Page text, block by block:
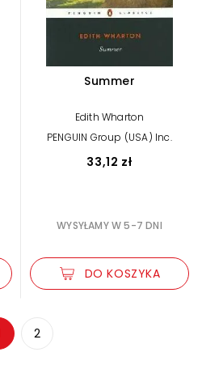
Summer
Edith Wharton
PENGUIN Group (USA) Inc.
33,12 zł
WYSYŁAMY W 5-7 DNI
DO KOSZYKA
2